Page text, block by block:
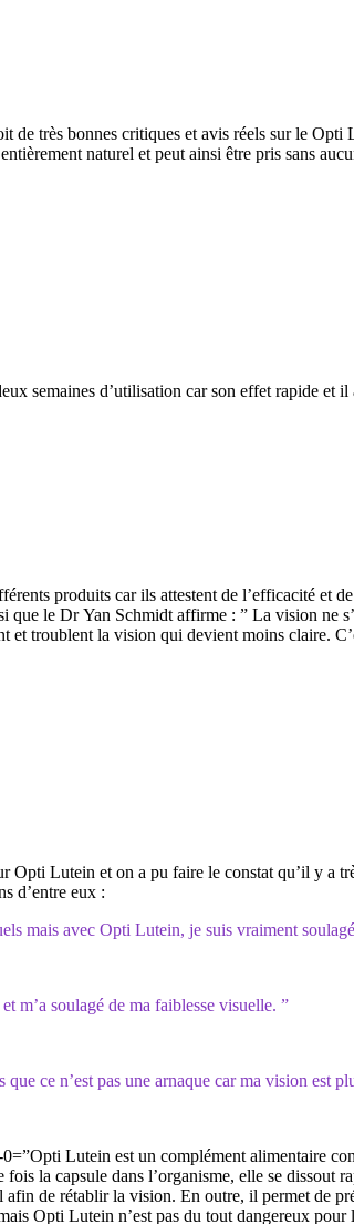
de très bonnes critiques et avis réels sur le
naturel et peut ainsi être pris sans
semaines d’utilisation car son effet rapide
produits car ils attestent de l’efficacité
que le Dr Yan Schmidt affirme : ” La vision ne
troublent la vision qui devient moins claire.
Lutein et on a pu faire le constat qu’il y a
d’entre eux :
mais avec Opti Lutein, je suis vraiment
m’a soulagé de ma faiblesse visuelle. ”
ce n’est pas une arnaque car ma vision est
Lutein est un complément alimentaire
la capsule dans l’organisme, elle se dissout
de rétablir la vision. En outre, il permet de
Opti Lutein n’est pas du tout dangereux pour